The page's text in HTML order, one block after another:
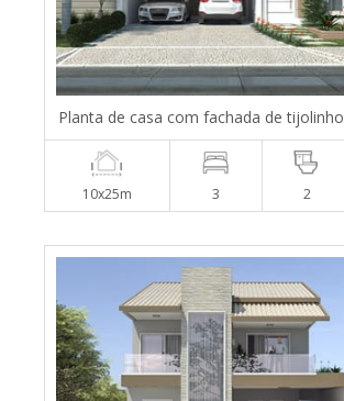
Planta de casa com fachada de tijolinho
10x25m 3 2